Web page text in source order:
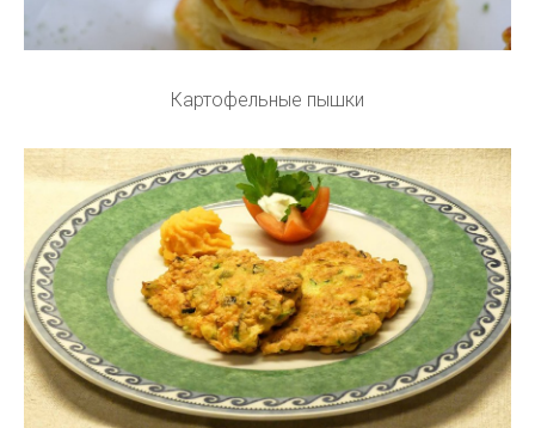
Картофельные пышки